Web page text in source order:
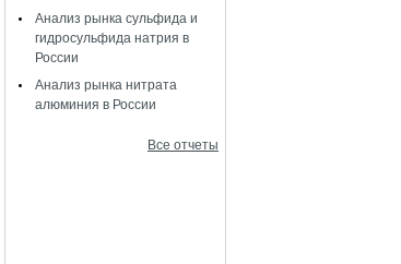
Анализ рынка сульфида и
гидросульфида натрия в
России
Анализ рынка нитрата
алюминия в России
Все отчеты